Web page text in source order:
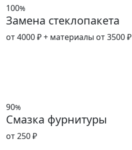
100%
Замена стеклопакета
от 4000 ₽+ материалы от 3500 ₽
90%
Смазка фурнитуры
от 250 ₽